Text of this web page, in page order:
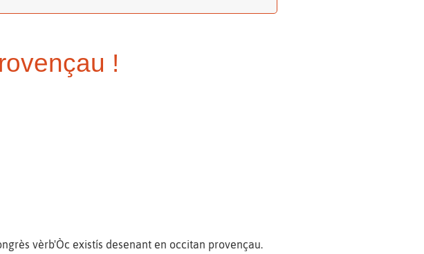
!
vèrb'Òc existís desenant en occitan provençau.